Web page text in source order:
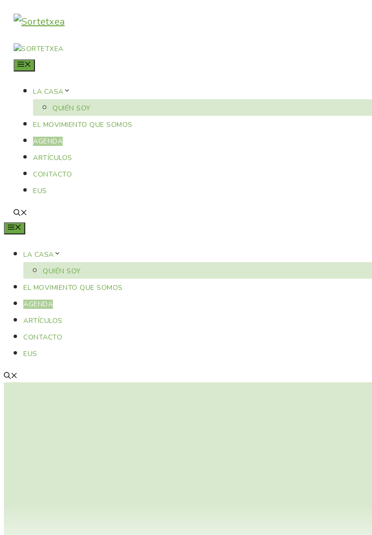
Saltar
contenido
LA CASA
QUIÉN SOY
EL MOVIMIENTO QUE SOMOS
AGENDA
ARTÍCULOS
CONTACTO
EUS
LA CASA
QUIÉN SOY
EL MOVIMIENTO QUE SOMOS
AGENDA
ARTÍCULOS
CONTACTO
EUS